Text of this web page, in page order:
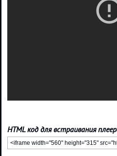
HTML код для встраивания